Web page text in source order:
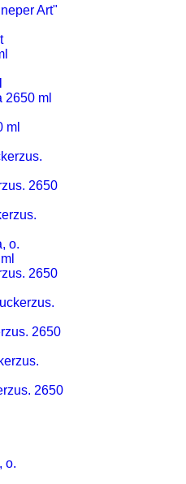
Art"
2650 ml
ml
2650
o.
2650
2650
2650
o.